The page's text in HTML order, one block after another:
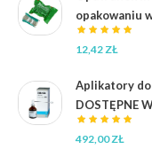
opakowaniu
12,42ZŁ
Aplikatory
DOSTĘPNE
492,00ZŁ